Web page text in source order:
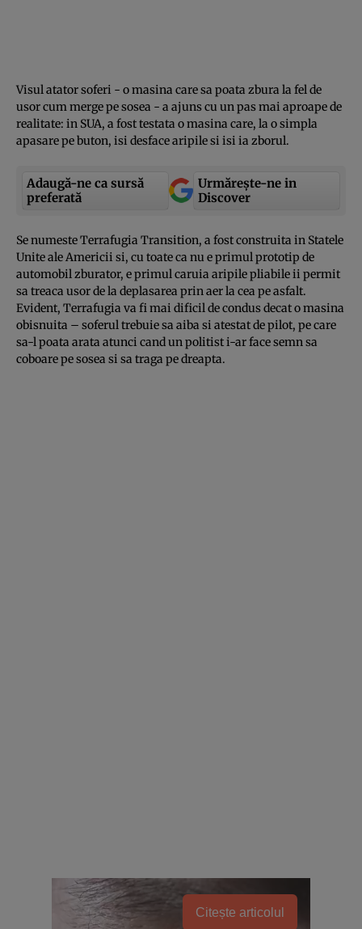
Visul atator soferi - o masina care sa poata zbura la fel de
usor cum merge pe sosea - a ajuns cu un pas mai aproape de
realitate: in SUA, a fost testata o masina care, la o simpla
apasare pe buton, isi desface aripile si isi ia zborul.
Adaugă-ne ca sursă
preferată
Urmărește-ne in
Discover
Se numeste Terrafugia Transition, a fost construita in Statele
Unite ale Americii si, cu toate ca nu e primul prototip de
automobil zburator, e primul caruia aripile pliabile ii permit
sa treaca usor de la deplasarea prin aer la cea pe asfalt.
Evident, Terrafugia va fi mai dificil de condus decat o masina
obisnuita – soferul trebuie sa aiba si atestat de pilot, pe care
sa-l poata arata atunci cand un politist i-ar face semn sa
coboare pe sosea si sa traga pe dreapta.
Citește articolul